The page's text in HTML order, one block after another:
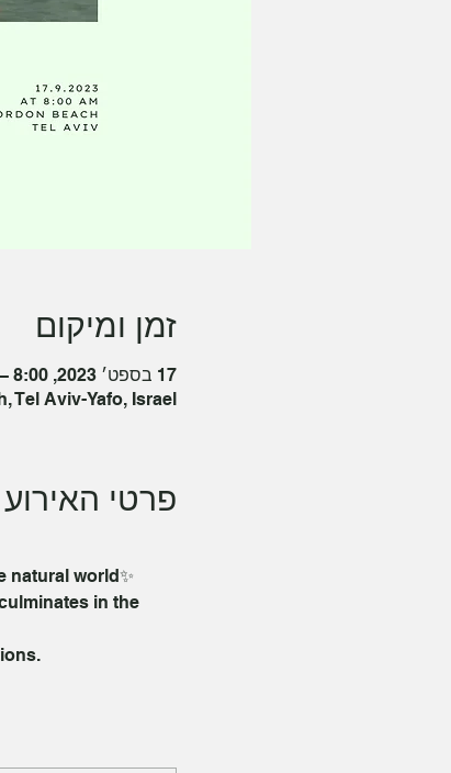
זמן ומיקום
17 בספט׳ 2023, 8:00 – 09:30 GMT‎+3‎
Tel Aviv-Yafo, Israel
פרטי האירוע
natural world✨
in the